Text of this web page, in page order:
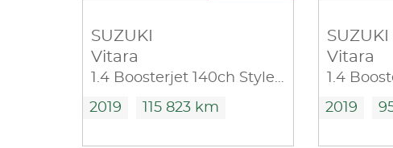
SUZUKI
Vitara
1.4 Boosterjet 140ch Style Allgrip
2019 115 823 km
SUZUKI
Vitara
2019